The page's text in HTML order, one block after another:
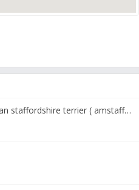
Gruppo American staffordshire terrier ( amstaff, amastaff )